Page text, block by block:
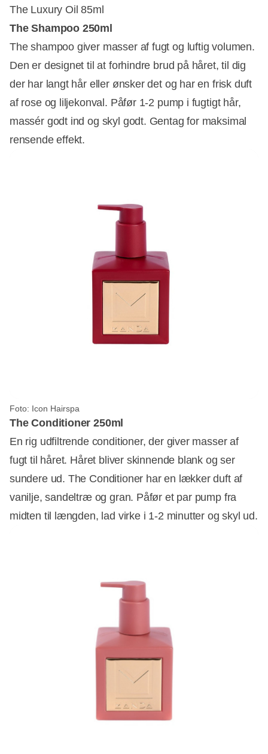
The Luxury Oil 85ml
The Shampoo 250ml
The shampoo giver masser af fugt og luftig volumen.
Den er designet til at forhindre brud på håret, til dig
der har langt hår eller ønsker det og har en frisk duft
af rose og liljekonval. Påfør 1-2 pump i fugtigt hår,
massér godt ind og skyl godt. Gentag for maksimal
rensende effekt.
Foto: Icon Hairspa
The Conditioner 250ml
En rig udfiltrende conditioner, der giver masser af
fugt til håret. Håret bliver skinnende blank og ser
sundere ud. The Conditioner har en lækker duft af
vanilje, sandeltræ og gran. Påfør et par pump fra
midten til længden, lad virke i 1-2 minutter og skyl ud.